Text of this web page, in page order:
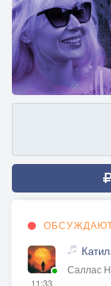
11:33
Саллас